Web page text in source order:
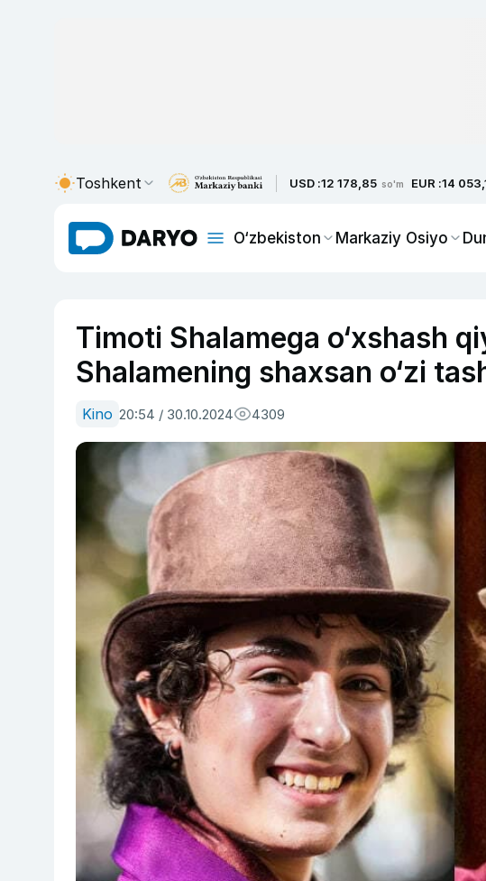
Toshkent USD :12 178,85 so'm EUR :14
O‘zbekiston Markaziy Osiyo
Timoti Shalamega o‘xshash
Shalamening shaxsan o‘zi
Kino 20:54 / 30.10.2024 4309